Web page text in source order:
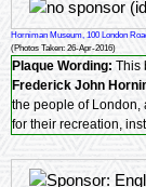
Horniman Museum, 100 London
(Photos Taken: 26-Apr-2016)
Plaque Wording: This
Frederick John
the people of London,
for their recreation,